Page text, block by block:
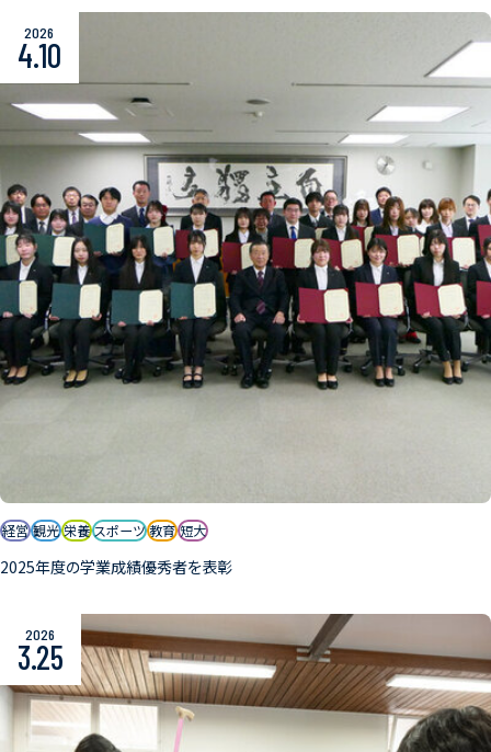
2026
4.10
経営 観光 栄養 スポーツ 教育 短大
2025年度の学業成績優秀者を表彰
2026
3.25